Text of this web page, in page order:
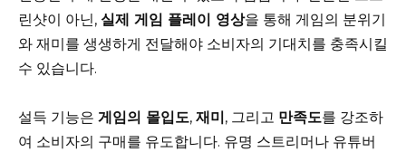
린샷이 아닌, 실제 게임 플레이 영상을 통해 게임의 분위기
와 재미를 생생하게 전달해야 소비자의 기대치를 충족시킬
수 있습니다.
설득 기능은 게임의 몰입도, 재미, 그리고 만족도를 강조하
여 소비자의 구매를 유도합니다. 유명 스트리머나 유튜버